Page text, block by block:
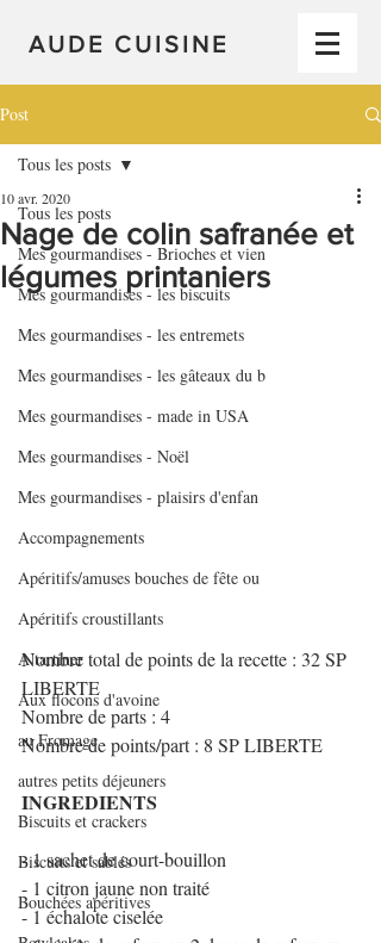
AUDE CUISINE
Post
Tous les posts
Mes gourmandises - Brioches et vien
Mes gourmandises - les biscuits
Mes gourmandises - les entremets
Mes gourmandises - les gâteaux du b
Mes gourmandises - made in USA
Mes gourmandises - Noël
Mes gourmandises - plaisirs d'enfan
Accompagnements
Apéritifs/amuses bouches de fête ou
Apéritifs croustillants
A tartiner
Aux flocons d'avoine
au Fromage
autres petits déjeuners
Biscuits et crackers
Biscuits et sablés
Bouchées apéritives
Tous les posts
Nage de colin safranée et
légumes printaniers
10 avr. 2020
Nombre total de points de la recette : 32 SP
LIBERTE
Nombre de parts : 4
Nombre de points/part : 8 SP LIBERTE
INGREDIENTS
- 1 sachet de court-bouillon
- 1 citron jaune non traité
- 1 échalote ciselée